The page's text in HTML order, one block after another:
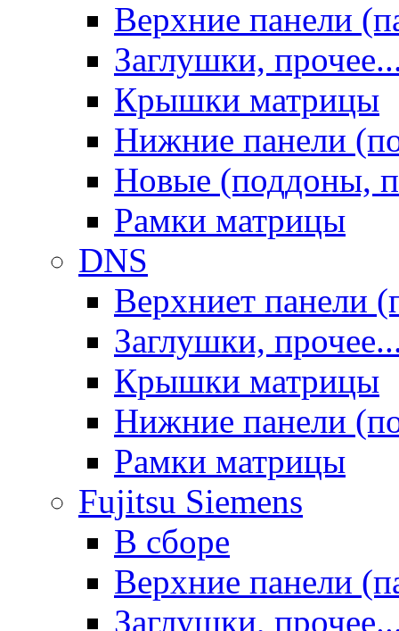
Верхние панели
Заглушки,
Крышки матрицы
Нижние панели
Новые (поддоны,
Рамки матрицы
DNS
Верхниет панели
Заглушки,
Крышки матрицы
Нижние панели
Рамки матрицы
Fujitsu Siemens
В сборе
Верхние панели
Заглушки,